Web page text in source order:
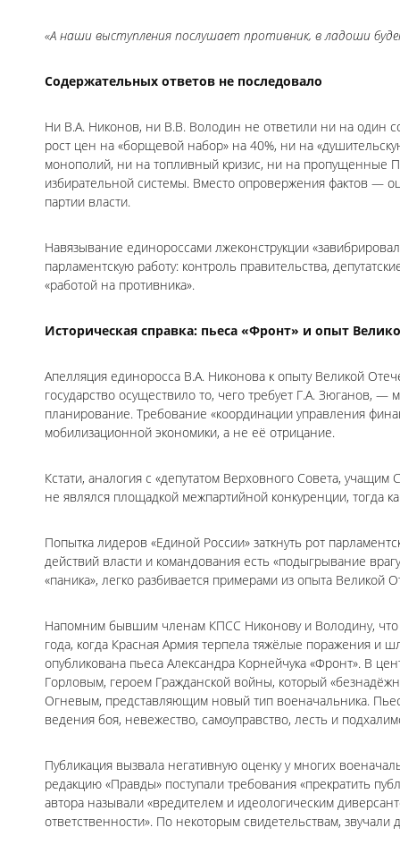
«А наши выступления послушает противник, в ладоши
Содержательных ответов не последовало
Ни В.А. Никонов, ни В.В. Володин не ответили ни на один
рост цен на «борщевой набор» на 40%, ни на
монополий, ни на топливный кризис, ни на пропущенные
избирательной системы. Вместо опровержения фактов —
партии власти.
Навязывание единороссами лжеконструкции
парламентскую работу: контроль правительства,
«работой на противника».
Историческая справка: пьеса «Фронт» и опыт
Апелляция единоросса В.А. Никонова к опыту Великой
государство осуществило то, чего требует Г.А. Зюганов,
планирование. Требование «координации управления
мобилизационной экономики, а не её отрицание.
Кстати, аналогия с «депутатом Верховного Совета,
не являлся площадкой межпартийной конкуренции, тогда
Попытка лидеров «Единой России» заткнуть рот
действий власти и командования есть «подыгрывание
«паника», легко разбивается примерами из опыта Великой
Напомним бывшим членам КПСС Никонову и Володину, что
года, когда Красная Армия терпела тяжёлые поражения и
опубликована пьеса Александра Корнейчука «Фронт». В
Горловым, героем Гражданской войны, который
Огневым, представляющим новый тип военачальника.
ведения боя, невежество, самоуправство, лесть и
Публикация вызвала негативную оценку у многих
редакцию «Правды» поступали требования «прекратить
автора называли «вредителем и идеологическим
ответственности». По некоторым свидетельствам, звучали